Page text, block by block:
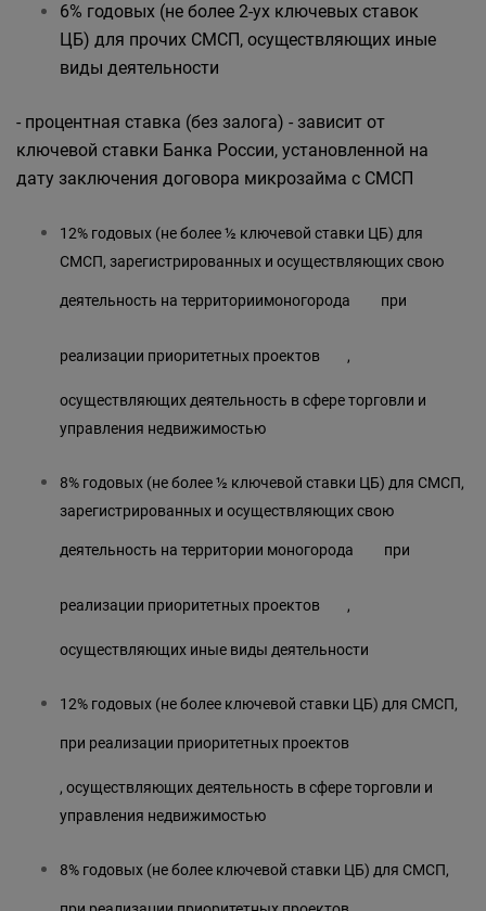
6% годовых (не более 2-ух ключевых ставок
ЦБ) для прочих СМСП, осуществляющих иные
виды деятельности
- процентная ставка (без залога) - зависит от
ключевой ставки Банка России, установленной на
дату заключения договора микрозайма с СМСП
12% годовых (не более ½ ключевой ставки ЦБ) для
СМСП, зарегистрированных и осуществляющих свою
деятельность на территориимоногорода при
реализации приоритетных проектов ,
осуществляющих деятельность в сфере торговли и
управления недвижимостью
8% годовых (не более ½ ключевой ставки ЦБ) для СМСП,
зарегистрированных и осуществляющих свою
деятельность на территории моногорода при
реализации приоритетных проектов ,
осуществляющих иные виды деятельности
12% годовых (не более ключевой ставки ЦБ) для СМСП,
при реализации приоритетных проектов
, осуществляющих деятельность в сфере торговли и
управления недвижимостью
8% годовых (не более ключевой ставки ЦБ) для СМСП,